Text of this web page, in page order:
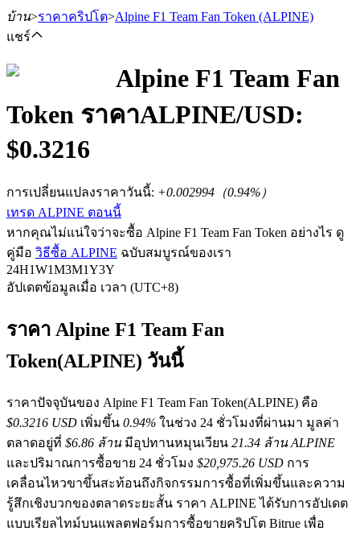
ฟิวเจอร์ส
ฟิวเจอร์ส USDT
ฟิวเจอร์สที่ใช้ USDT เป็นหลักประกัน
ฟิวเจอร์สสกุลเงินดิจิทัล
บ้าน>ราคาคริปโต>Alpine F1 Team Fan Token (ALPINE)
แชร์
Alpine F1 Team Fan
Token ราคาALPINE/USD:
$0.3216
การเปลี่ยนแปลงราคาวันนี้: +0.002994 （0.94%）
เทรด ALPINE ตอนนี้
หากคุณไม่แน่ใจว่าจะซื้อ Alpine F1 Team Fan Token อย่างไร ดู
คู่มือ วิธีซื้อ ALPINE ฉบับสมบูรณ์ของเรา
24H1W1M3M1Y3Y
อัปเดตข้อมูลเมื่อ เวลา (UTC+8)
ราคา Alpine F1 Team Fan
Token(ALPINE) วันนี้
ราคาปัจจุบันของ Alpine F1 Team Fan Token(ALPINE) คือ
$0.3216 USD เพิ่มขึ้น 0.94% ในช่วง 24 ชั่วโมงที่ผ่านมา มูลค่า
ตลาดอยู่ที่ $6.86 ล้าน มีอุปทานหมุนเวียน 21.34 ล้าน ALPINE
และปริมาณการซื้อขาย 24 ชั่วโมง $20,975.26 USD การ
เคลื่อนไหวขาขึ้นสะท้อนถึงกิจกรรมการซื้อที่เพิ่มขึ้นและความ
รู้สึกเชิงบวกของตลาดระยะสั้น ราคา ALPINE ได้รับการอัปเดต
แบบเรียลไทม์บนแพลตฟอร์มการซื้อขายคริปโต Bitrue เพื่อ